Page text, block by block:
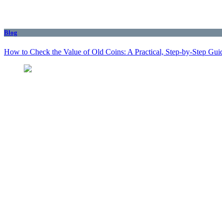
Blog
How to Check the Value of Old Coins: A Practical, Step-by-Step